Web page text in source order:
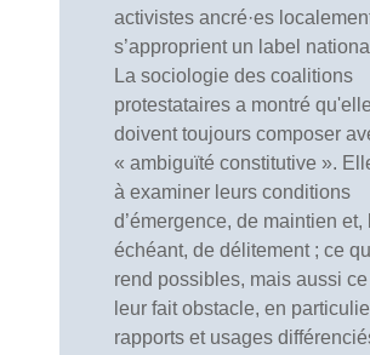
activistes ancré·es
s’approprient un label
La sociologie des coalitions
protestataires a montré
doivent toujours composer
« ambiguïté constitutive ».
à examiner leurs conditions
d’émergence, de maintien et,
échéant, de délitement ; ce
rend possibles, mais aussi
leur fait obstacle, en
rapports et usages